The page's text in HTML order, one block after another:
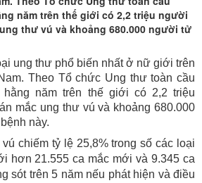
năm trên thế giới có 2,2 triệu người
thư vú và khoảng 680.000 người tử
ung thư phổ biến nhất ở nữ giới trên
Theo Tổ chức Ung thư toàn cầu
hằng năm trên thế giới có 2,2 triệu
mắc ung thư vú và khoảng 680.000
này.
chiếm tỷ lệ 25,8% trong số các loại
hơn 21.555 ca mắc mới và 9.345 ca
sót trên 5 nămnếu phát hiện và điều